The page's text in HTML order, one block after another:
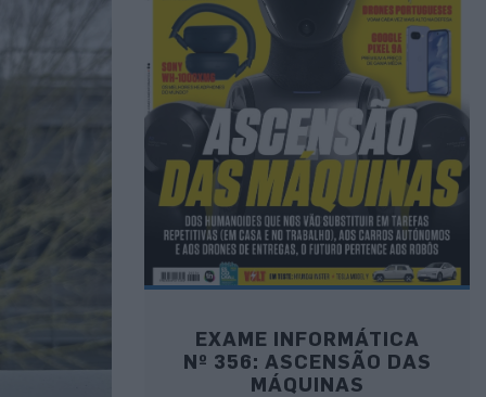
EXAME INFORMÁTICA
Nº 356: ASCENSÃO DAS
MÁQUINAS